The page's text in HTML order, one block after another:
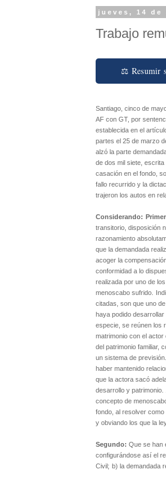
jueves, 14 de
Trabajo
⚖ Resumir
Santiago, cinco de
AF con GT, por
establecida en el
partes el 25 de marzo
alzó la parte
de dos mil siete, escrita
casación en el fondo,
fallo recurrido y la
trajeron los autos en
Considerando:
transitorio, disposición
razonamiento
que la demandada
acoger la
conformidad a lo
realizada por uno de
menoscabo sufrido.
citadas, son que uno
haya podido
especie, se reúnen los
matrimonio con el
del patrimonio familiar,
un sistema de
haber mantenido
que la actora sacó
desarrollo y patrimonio.
concepto de
fondo, al resolver
y obviando los que la
Segundo: Que se han
configurándose así el
Civil; b) la demandada